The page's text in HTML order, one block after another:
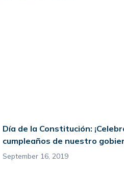
Día de la Constitución:
cumpleaños de nuestro
September 16, 2019